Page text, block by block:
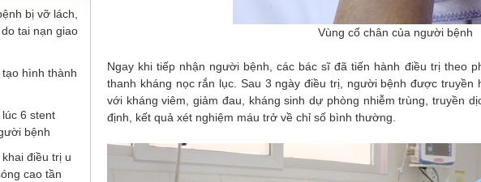
bị vỡ lách,
tai nạn giao
hình thành
6 stent
bệnh
điều trị u
cao tần
Vùng cổ chân của người bệnh
Ngay khi tiếp nhận người bệnh, các bác sĩ đã tiến hành điều trị theo
thanh kháng nọc rắn lục. Sau 3 ngày điều trị, người bệnh được truyền
với kháng viêm, giảm đau, kháng sinh dự phòng nhiễm trùng, truyền
định, kết quả xét nghiệm máu trở về chỉ số bình thường.